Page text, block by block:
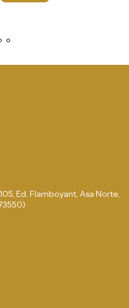
Ed. Flamboyant, Asa Norte,